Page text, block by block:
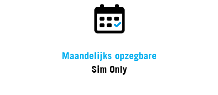
Maandelijks opzegbare
Sim Only